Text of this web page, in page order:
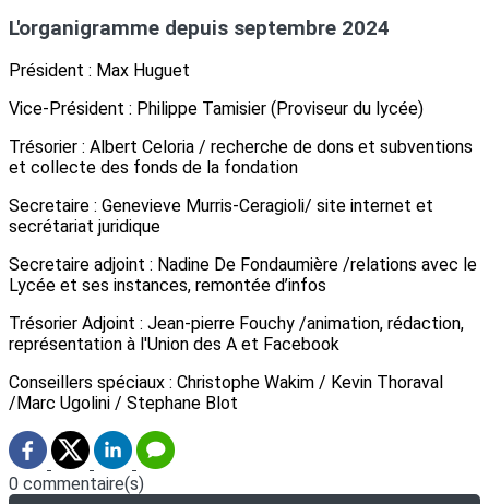
L'organigramme depuis septembre 2024
Président : Max Huguet
Vice-Président : Philippe Tamisier (Proviseur du lycée)
Trésorier : Albert Celoria / recherche de dons et subventions
et collecte des fonds de la fondation
Secretaire : Genevieve Murris-Ceragioli/ site internet et
secrétariat juridique
Secretaire adjoint : Nadine De Fondaumière /relations avec le
Lycée et ses instances, remontée d’infos
Trésorier Adjoint : Jean-pierre Fouchy /animation, rédaction,
représentation à l'Union des A et Facebook
Conseillers spéciaux : Christophe Wakim / Kevin Thoraval
/Marc Ugolini / Stephane Blot
0 commentaire(s)